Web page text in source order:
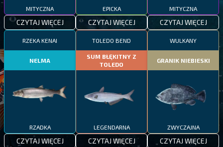
MITYCZNA
CZYTAJ WIĘCEJ
EPICKA
CZYTAJ WIĘCEJ
MITYCZNA
CZYTAJ WIĘCEJ
RZEKA KENAI
NELMA
RZADKA
CZYTAJ WIĘCEJ
TOLEDO BEND
SUM BŁĘKITNY Z
TOLEDO
LEGENDARNA
CZYTAJ WIĘCEJ
WULKANY
GRANIK NIEBIESKI
ZWYCZAJNA
CZYTAJ WIĘCEJ